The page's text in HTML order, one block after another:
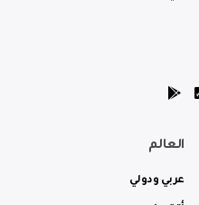
العالم
عربي ودولي